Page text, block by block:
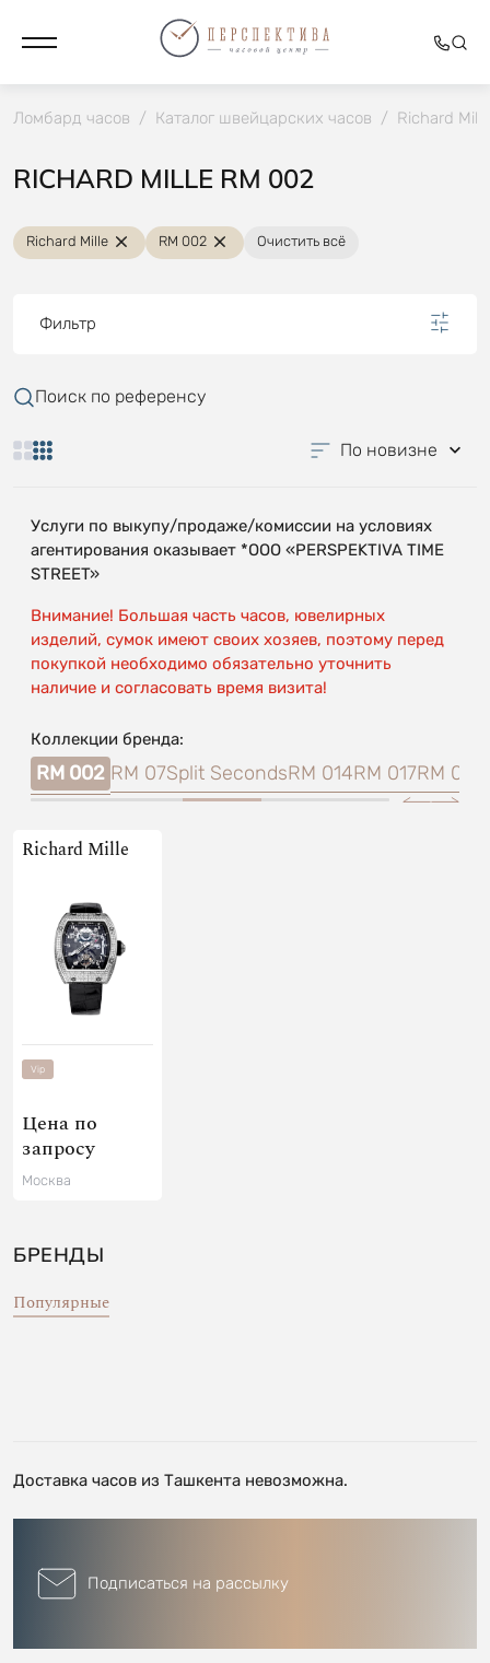
Ломбард часов / Каталог швейцарских часов / Richard Mille
RICHARD MILLE RM 002
Richard Mille RM 002 Очистить всё
Фильтр
Поиск по референсу
По новизне
Услуги по выкупу/продаже/комиссии на условиях
агентирования оказывает *OOO «PERSPEKTIVA TIME
STREET»
Внимание! Большая часть часов, ювелирных
изделий, сумок имеют своих хозяев, поэтому перед
покупкой необходимо обязательно уточнить
наличие и согласовать время визита!
Коллекции бренда:
RM 002 RM 07Split SecondsRM 014RM 017RM 029
Richard Mille
Vip
Цена по
запросу
Москва
БРЕНДЫ
Популярные
Доставка часов из Ташкента невозможна.
Подписаться на рассылку